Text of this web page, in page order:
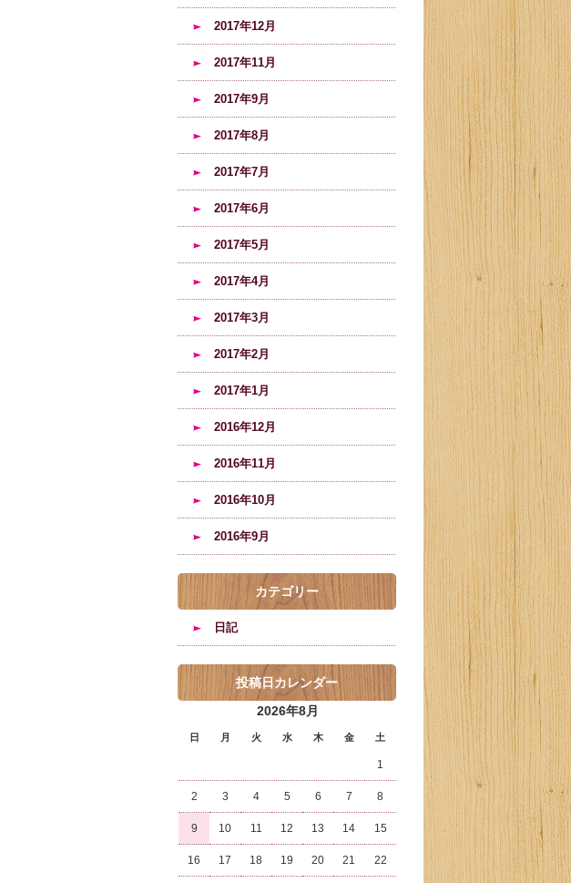
2017年12月
2017年11月
2017年9月
2017年8月
2017年7月
2017年6月
2017年5月
2017年4月
2017年3月
2017年2月
2017年1月
2016年12月
2016年11月
2016年10月
2016年9月
カテゴリー
日記
投稿日カレンダー
2026年8月
日 月 火 水 木 金 土
1
2 3 4 5 6 7 8
9 10 11 12 13 14 15
16 17 18 19 20 21 22